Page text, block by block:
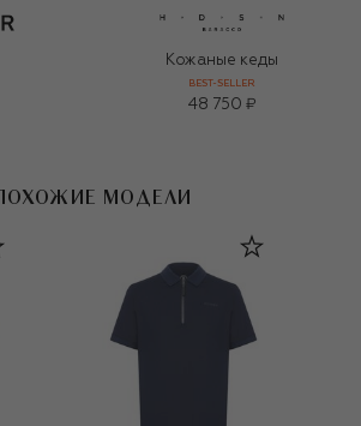
Кожаные кеды
BEST-SELLER
48 750 ₽
ПОХОЖИЕ МОДЕЛИ